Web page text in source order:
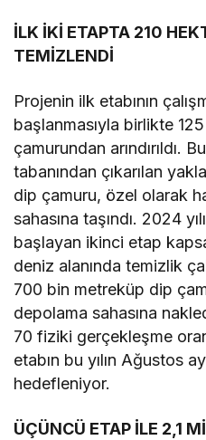
İLK İKİ ETAPTA 210
TEMİZLENDİ
Projenin ilk etabının
başlanmasıyla birlikte
çamurundan arındırıldı.
tabanından çıkarılan
dip çamuru, özel olarak
sahasına taşındı. 2024
başlayan ikinci etap
deniz alanında temizlik
700 bin metreküp dip
depolama sahasına
70 fiziki gerçekleşme
etabın bu yılın Ağustos
hedefleniyor.
ÜÇÜNCÜ ETAP İLE 2,1